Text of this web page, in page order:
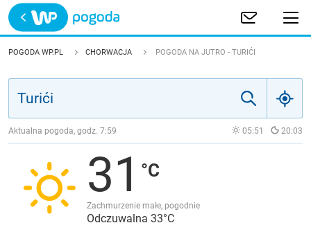
Trwa ładowanie
POLSKA
JAKOŚĆ POWIETRZA
POGODA WP.PL CHORWACJA POGODA NA JUTRO - TURIĆI
Aktualna pogoda, godz. 7:59 05:51 20:03
31
Zachmurzenie małe, pogodnie
Odczuwalna 33°C